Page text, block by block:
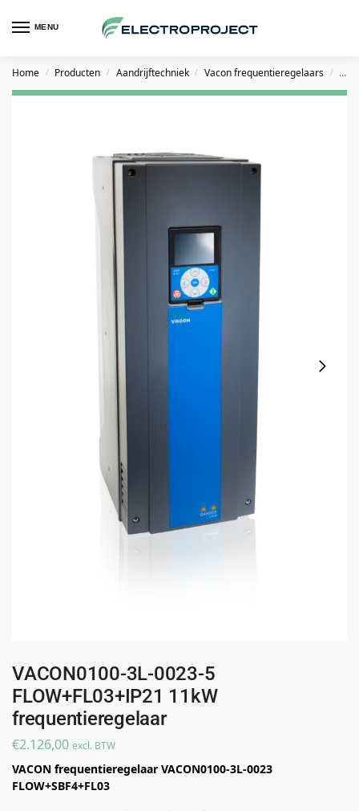
MENU
Home / Producten / Aandrijftechniek / Vacon frequentieregelaars /
VACON0100-3L-0023-5
FLOW+FL03+IP21 11kW
frequentieregelaar
€2.126,00 excl. BTW
VACON frequentieregelaar VACON0100-3L-0023
FLOW+SBF4+FL03